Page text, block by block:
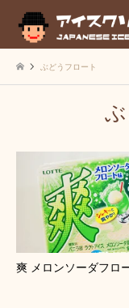
ぶどうフロート
爽 メロンソーダフロ